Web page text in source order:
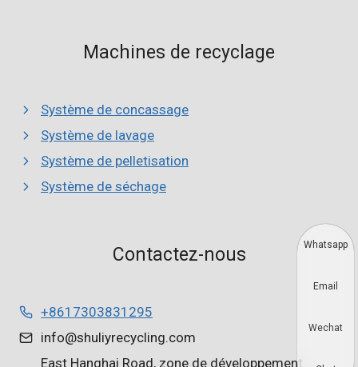
Machines de recyclage
Système de concassage
Système de lavage
Système de pelletisation
Système de séchage
Contactez-nous
+8617303831295
info@shuliyrecycling.com
East Hanghai Road, zone de développement
Whatsapp
Email
Wechat